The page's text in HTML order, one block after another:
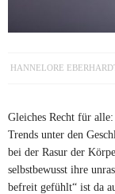
HANNELORE
Gleiches Recht für
Trends unter den
bei der Rasur der
selbstbewusst ihre
befreit gefühlt“ ist da